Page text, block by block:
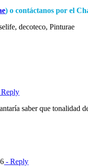
) o contáctanos por el
decoteco, Pinturae
saber que tonalidad
- Reply